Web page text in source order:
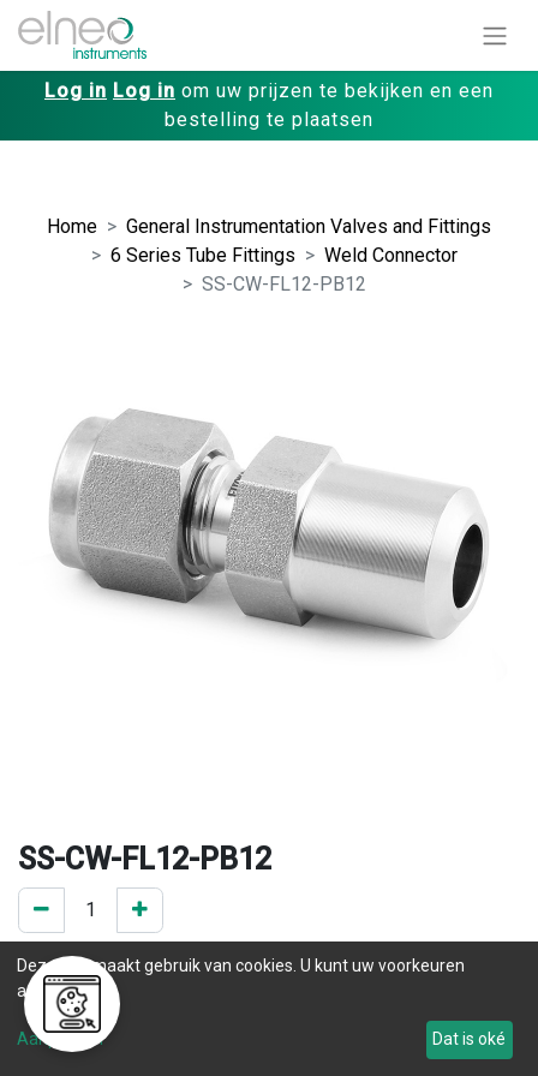
Log in Log in om uw prijzen te bekijken en een
bestelling te plaatsen
Home
General Instrumentation Valves and Fittings
6 Series Tube Fittings
Weld Connector
SS-CW-FL12-PB12
SS-CW-FL12-PB12
0 ST op voorraad
.
Levertijd
Deze site maakt gebruik van cookies. U kunt uw voorkeuren
aanpassen.
Aanpassen Dat is oké